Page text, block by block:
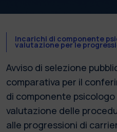
Incarichi di componente
valutazione per le
Avviso di selezione
comparativa per il
di componente
valutazione delle
alle progressioni di